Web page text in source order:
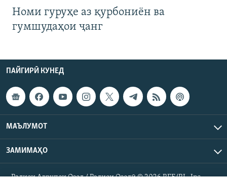
Номи гуруҳе аз қурбониён ва
гумшудаҳои ҷанг
ПАЙГИРӢ КУНЕД
МАЪЛУМОТ
ЗАМИМАҲО
Радиои Аврупои Озод / Радиои Озодӣ © 2026 RFE/RL. Inc.